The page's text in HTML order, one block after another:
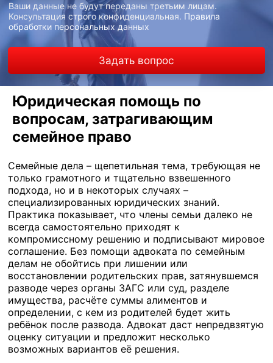
Ваши данные не будут переданы третьим лицам.
Консультация строго конфиденциальная. Правила
обработки персональных данных
Задать вопрос
Юридическая помощь по
вопросам, затрагивающим
семейное право
Семейные дела – щепетильная тема, требующая не
только грамотного и тщательно взвешенного
подхода, но и в некоторых случаях –
специализированных юридических знаний.
Практика показывает, что члены семьи далеко не
всегда самостоятельно приходят к
компромиссному решению и подписывают мировое
соглашение. Без помощи адвоката по семейным
делам не обойтись при лишении или
восстановлении родительских прав, затянувшемся
разводе через органы ЗАГС или суд, разделе
имущества, расчёте суммы алиментов и
определении, с кем из родителей будет жить
ребёнок после развода. Адвокат даст непредвзятую
оценку ситуации и предложит несколько
возможных вариантов её решения.